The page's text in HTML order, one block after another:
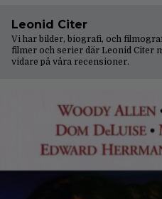
Leonid Citer
Vi har bilder, biografi, och
filmer och serier där Leonid Citer
vidare på våra recensioner.